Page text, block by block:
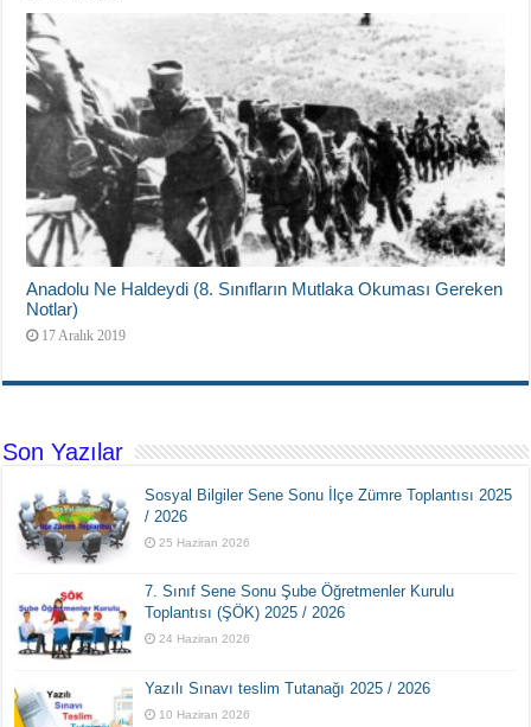
Anadolu Ne Haldeydi (8. Sınıfların Mutlaka Okuması Gereken
Notlar)
17 Aralık 2019
Son Yazılar
Sosyal Bilgiler Sene Sonu İlçe Zümre Toplantısı 2025
/ 2026
25 Haziran 2026
7. Sınıf Sene Sonu Şube Öğretmenler Kurulu
Toplantısı (ŞÖK) 2025 / 2026
24 Haziran 2026
Yazılı Sınavı teslim Tutanağı 2025 / 2026
10 Haziran 2026